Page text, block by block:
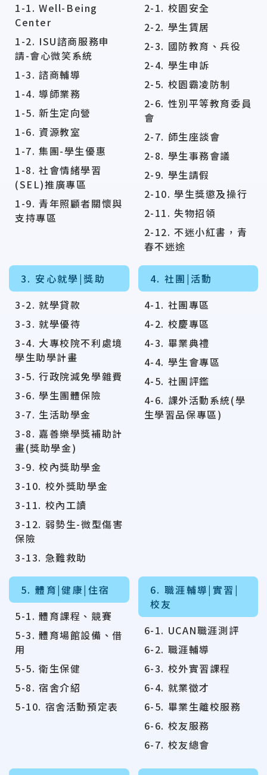
1-1. Well-Being
Center
1-2. ISU諮商服務申
請-會心微笑系統
1-3. 諮商輔導
1-4. 導師業務
1-5. 新生定向營
1-6. 資源教室
1-7. 集團-學生優惠
1-8. 社會情緒學習
(SEL)推廣專區
1-9. 青年照顧者關懷與
支持專區
2-1. 校園安全
2-2. 學生賃居
2-3. 國防教育、兵役
2-4. 學生申訴
2-5. 校園霸凌防制
2-6. 性別平等教育委員
會
2-7. 師生座談會
2-8. 學生事務會議
2-9. 學生請假
2-10. 學生獎懲及操行
2-11. 失物招領
2-12. 不迷小紅書，青
春不迷途
3. 安心就學|獎助
3-2. 就學貸款
3-3. 就學優待
3-4. 大專校院不利處境
學生助學計畫
3-5. 行政院減免學雜費
3-6. 學生團體保險
3-7. 生活助學金
3-8. 嘉善樂學獎補助計
畫(獎助學金)
3-9. 校內獎助學金
3-10. 校外獎助學金
3-11. 校內工讀
3-12. 弱勢生-微型傷害
保險
3-13. 急難救助
4. 社團|活動
4-1. 社團專區
4-2. 校慶專區
4-3. 畢業典禮
4-4. 學生會專區
4-5. 社團評鑑
4-6. 課外活動系統(學
生學習品保專區)
5. 體育|健康|住宿
5-1. 體育課程、競賽
5-3. 體育場館設備、借
用
5-5. 衛生保健
5-8. 宿舍介紹
5-10. 宿舍活動預定表
6. 職涯輔導|實習|
校友
6-1. UCAN職涯測評
6-2. 職涯輔導
6-3. 校外實習課程
6-4. 就業徵才
6-5. 畢業生離校服務
6-6. 校友服務
6-7. 校友總會